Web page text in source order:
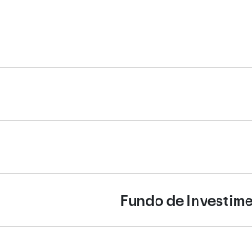
Fundo de